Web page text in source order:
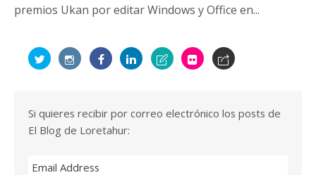
premios Ukan por editar Windows y Office en...
Si quieres recibir por correo electrónico los posts de
El Blog de Loretahur:
Email Address